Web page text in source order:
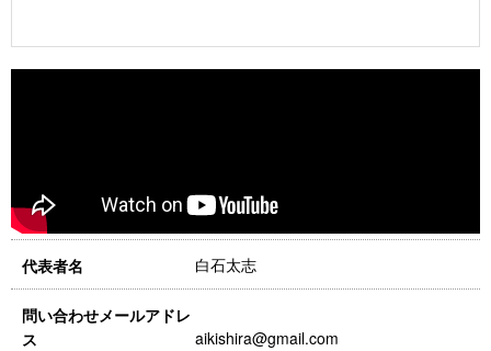
代表者名 白石太志
問い合わせメールアドレ
ス
aikishira@gmail.com